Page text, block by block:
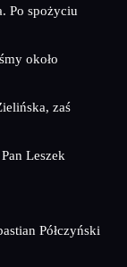
Po spożyciu
około
zaś
Leszek
Półczyński